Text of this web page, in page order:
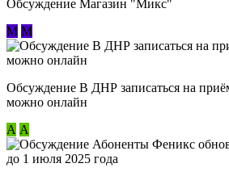
Обсуждение Магазин "Микс"
М М
Обсуждение В ДНР записаться на
можно онлайн
А А